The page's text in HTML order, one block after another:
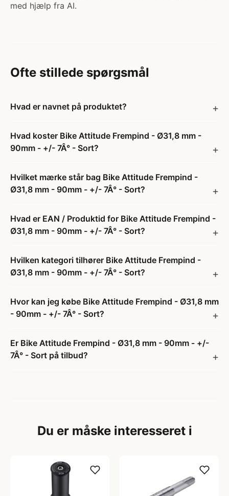
med hjælp fra AI.
Ofte stillede spørgsmål
Hvad er navnet på produktet?
Hvad koster Bike Attitude Frempind - Ø31,8 mm -
90mm - +/- 7Â° - Sort?
Hvilket mærke står bag Bike Attitude Frempind -
Ø31,8 mm - 90mm - +/- 7Â° - Sort?
Hvad er EAN / Produktid for Bike Attitude Frempind -
Ø31,8 mm - 90mm - +/- 7Â° - Sort?
Hvilken kategori tilhører Bike Attitude Frempind -
Ø31,8 mm - 90mm - +/- 7Â° - Sort?
Hvor kan jeg købe Bike Attitude Frempind - Ø31,8 mm
- 90mm - +/- 7Â° - Sort?
Er Bike Attitude Frempind - Ø31,8 mm - 90mm - +/-
7Â° - Sort på tilbud?
Du er måske interesseret i